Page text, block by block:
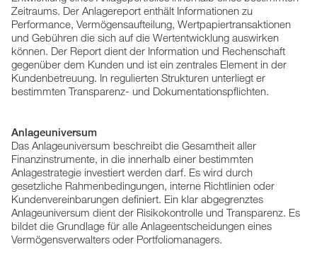
Zeitraums. Der Anlagereport enthält Informationen zu
Performance, Vermögensaufteilung, Wertpapiertransaktionen
und Gebühren die sich auf die Wertentwicklung auswirken
können. Der Report dient der Information und Rechenschaft
gegenüber dem Kunden und ist ein zentrales Element in der
Kundenbetreuung. In regulierten Strukturen unterliegt er
bestimmten Transparenz- und Dokumentationspflichten.
Anlageuniversum
Das Anlageuniversum beschreibt die Gesamtheit aller
Finanzinstrumente, in die innerhalb einer bestimmten
Anlagestrategie investiert werden darf. Es wird durch
gesetzliche Rahmenbedingungen, interne Richtlinien oder
Kundenvereinbarungen definiert. Ein klar abgegrenztes
Anlageuniversum dient der Risikokontrolle und Transparenz. Es
bildet die Grundlage für alle Anlageentscheidungen eines
Vermögensverwalters oder Portfoliomanagers.